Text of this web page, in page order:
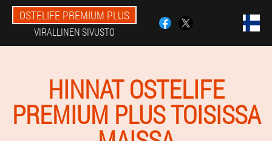
OSTELIFE PREMIUM PLUS
VIRALLINEN SIVUSTO
HINNAT OSTELIFE
PREMIUM PLUS TOISISSA